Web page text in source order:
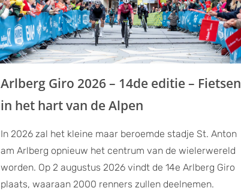
Arlberg Giro 2026 – 14de editie – Fietsen
in het hart van de Alpen
In 2026 zal het kleine maar beroemde stadje St. Anton
am Arlberg opnieuw het centrum van de wielerwereld
worden. Op 2 augustus 2026 vindt de 14e Arlberg Giro
plaats, waaraan 2000 renners zullen deelnemen.